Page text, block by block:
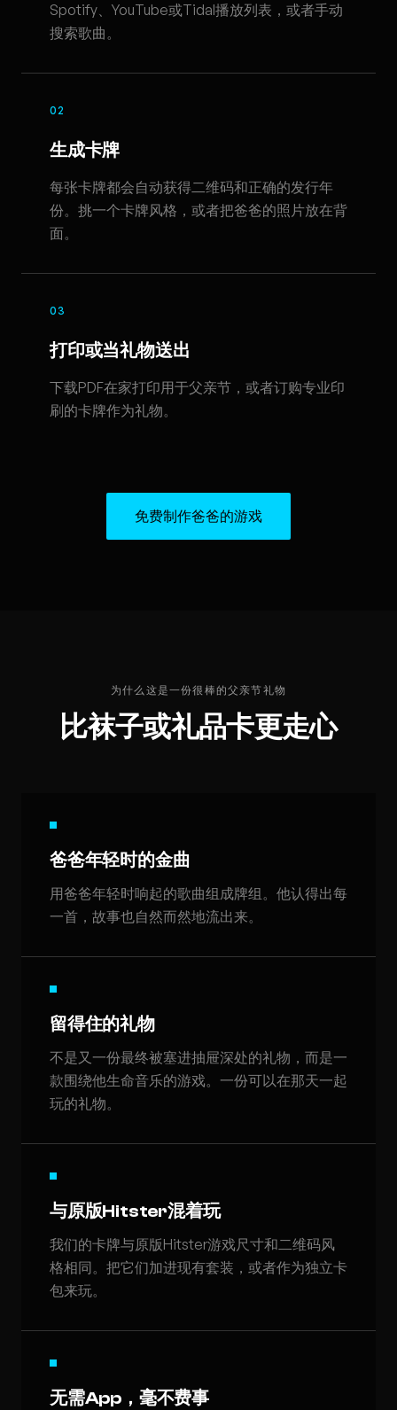
Spotify、YouTube或Tidal播放列表，或者手动
搜索歌曲。
02
生成卡牌
每张卡牌都会自动获得二维码和正确的发行年
份。挑一个卡牌风格，或者把爸爸的照片放在背
面。
03
打印或当礼物送出
下载PDF在家打印用于父亲节，或者订购专业印
刷的卡牌作为礼物。
免费制作爸爸的游戏
为什么这是一份很棒的父亲节礼物
比袜子或礼品卡更走心
爸爸年轻时的金曲
用爸爸年轻时响起的歌曲组成牌组。他认得出每
一首，故事也自然而然地流出来。
留得住的礼物
不是又一份最终被塞进抽屉深处的礼物，而是一
款围绕他生命音乐的游戏。一份可以在那天一起
玩的礼物。
与原版Hitster混着玩
我们的卡牌与原版Hitster游戏尺寸和二维码风
格相同。把它们加进现有套装，或者作为独立卡
包来玩。
无需App，毫不费事